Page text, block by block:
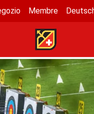
Membre